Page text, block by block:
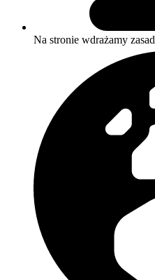
Na stronie wdrażamy